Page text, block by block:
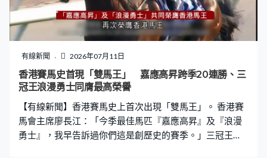
有線新聞 2026年07月11日
香港賽馬史首現「雙馬王」 嘉應高昇跨季20連勝、三
冠王浪漫勇士同膺最高榮譽
【有線新聞】香港賽馬史上首次出現「雙馬王」。 香港賽
馬會主席廖長江：「今季最佳馬匹『嘉應高昇』及『浪漫
勇士』，我早告訴過你們這是創歷史的賽季。」三冠王